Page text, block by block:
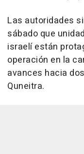
Las autoridades
sábado que
israelí están
operación en la
avances hacia
Quneitra.